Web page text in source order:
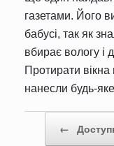
газетами. Його
бабусі, так як
вбирає вологу і
Протирати вікна
нанесли будь-
←